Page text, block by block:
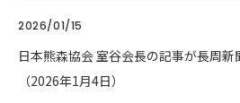
2026/01/15
日本熊森協会 室谷会長の記事が長周
（2026年1月4日）